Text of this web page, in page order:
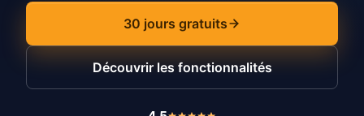
30 jours gratuits
Découvrir les fonctionnalités